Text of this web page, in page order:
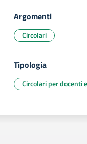
Argomenti
Circolari
Tipologia
Circolari per docenti